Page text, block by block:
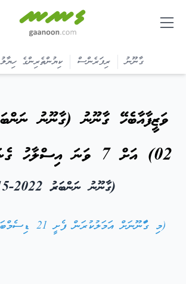
ގާނޫނު ރިފަރެންސް ކިޔުންތެރިންގެ ހިޔާލު
02) އަށް 7 ވަނަ އިސްލާހު ގެނައުމުގެ ގާނޫނު
(ގާނޫނު ނަންބަރު 2022-15)
(މި ގަާނޫނަށް އަމަލުކުރަން ފެށީ 21 ޑިސެމްބަރު 2022 ގައި)